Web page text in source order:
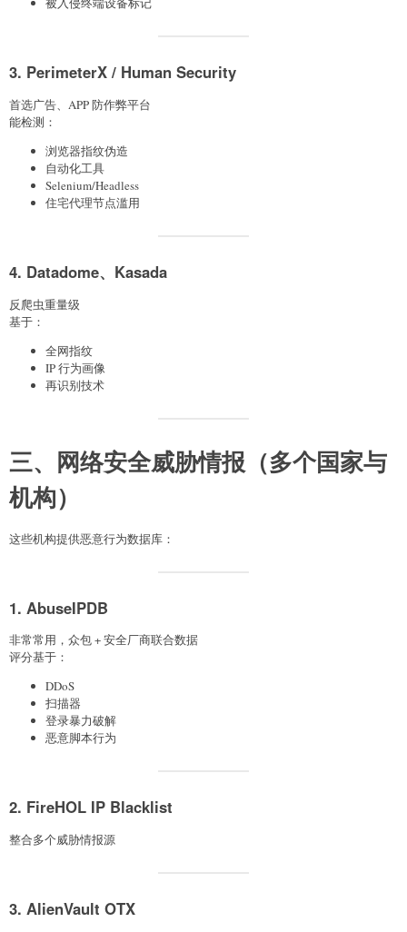
3. PerimeterX / Human Security
首选广告、APP 防作弊平台
能检测：
浏览器指纹伪造
自动化工具
Selenium/Headless
住宅代理节点滥用
4. Datadome、Kasada
反爬虫重量级
基于：
全网指纹
IP 行为画像
再识别技术
三、网络安全威胁情报（多个国家与
机构）
这些机构提供恶意行为数据库：
1. AbuseIPDB
非常常用，众包 + 安全厂商联合数据
评分基于：
DDoS
扫描器
登录暴力破解
恶意脚本行为
2. FireHOL IP Blacklist
整合多个威胁情报源
3. AlienVault OTX